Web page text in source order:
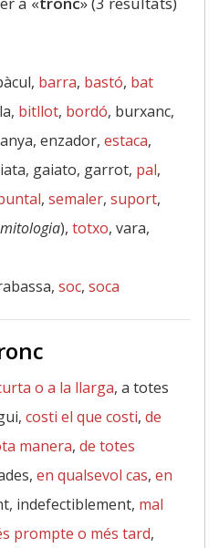
barra, bastó, bat
bitllot, bordó, burxanc,
enzador, estaca,
gaiato, garrot, pal,
, semaler, suport,
mitologia), totxo, vara,
soc, soca
o a la llarga, a totes
costi el que costi, de
manera, de totes
en qualsevol cas, en
indefectiblement, mal
prompte o més tard,